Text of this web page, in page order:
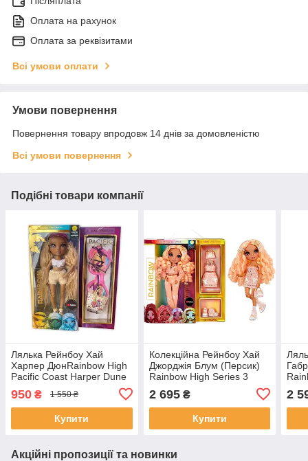
Оплата на рахунок
Оплата за реквізитами
Всі умови оплати
Умови повернення
Повернення товару впродовж 14 днів за домовленістю
Всі умови повернення
Подібні товари компанії
Лялька Рейнбоу Хай
Харпер ДюнRainbow High
Pacific Coast Harper Dune
950 ₴ 1 550 ₴
Купити
Колекційна Рейнбоу Хай
Джорджія Блум (Персик)
Rainbow High Series 3
Georgia Bloom Doll Peach
575740
2 695₴
Купити
–
2
Акційні пропозиції та новинки